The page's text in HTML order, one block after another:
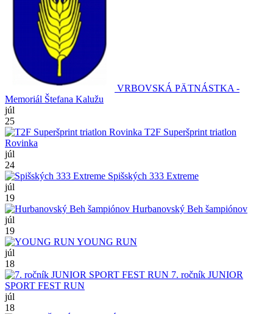
VRBOVSKÁ PÄTNÁSTKA -
Memoriál Štefana Kalužu
júl
25
T2F Superšprint triatlon
Rovinka
júl
24
Spišských 333 Extreme
júl
19
Hurbanovský Beh šampiónov
júl
19
YOUNG RUN
júl
18
7. ročník JUNIOR
SPORT FEST RUN
júl
18